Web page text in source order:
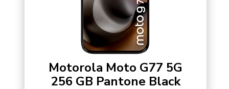
Motorola Moto G77 5G
256 GB Pantone Black